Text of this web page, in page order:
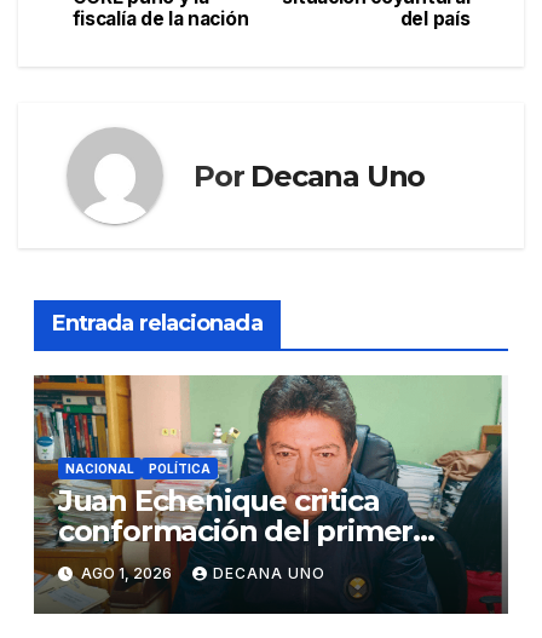
del país
fiscalía de la nación
Por Decana Uno
Entrada relacionada
NACIONAL POLÍTICA
Juan Echenique critica
conformación del primer
gabinete ministerial de Keiko
Fujimori
AGO 1, 2026 DECANA UNO